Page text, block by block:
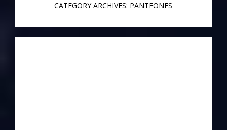
CATEGORY ARCHIVES: PANTEONES